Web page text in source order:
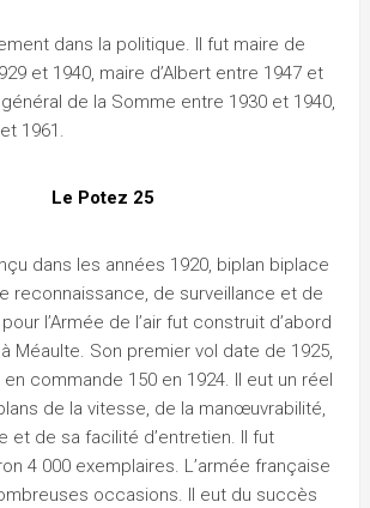
dans la politique. Il fut maire de
et 1940, maire d’Albert entre 1947 et
de la Somme entre 1930 et 1940,
1961.
Le Potez 25
dans les années 1920, biplan biplace
reconnaissance, de surveillance et de
l’Armée de l’air fut construit d’abord
Méaulte. Son premier vol date de 1925,
en commande 150 en 1924. Il eut un réel
de la vitesse, de la manœuvrabilité,
et de sa facilité d’entretien. Il fut
4 000 exemplaires. L’armée française
occasions. Il eut du succès